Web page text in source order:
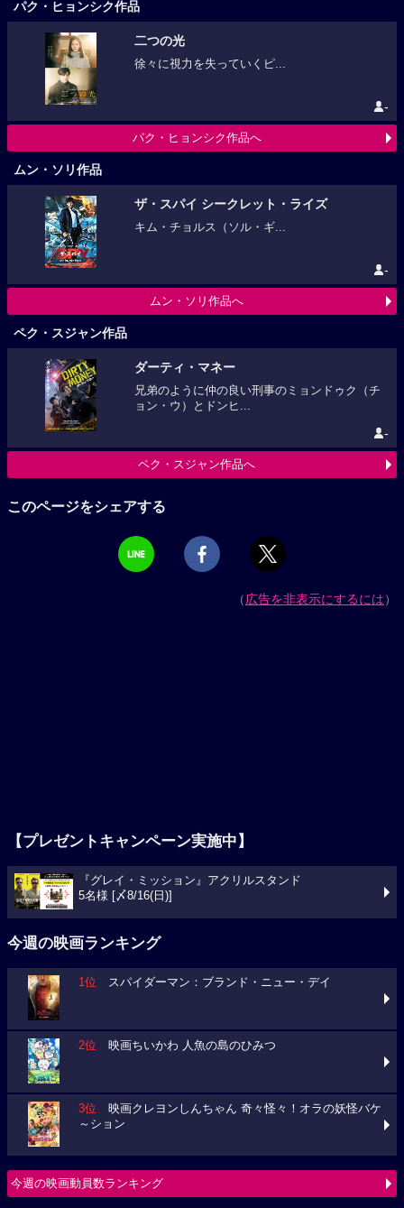
パク・ヒョンシク作品
二つの光
徐々に視力を失っていくピ...
-
パク・ヒョンシク作品へ
ムン・ソリ作品
ザ・スパイ シークレット・ライズ
キム・チョルス（ソル・ギ...
-
ムン・ソリ作品へ
ペク・スジャン作品
ダーティ・マネー
兄弟のように仲の良い刑事のミョンドゥク（チ
ョン・ウ）とドンヒ...
-
ペク・スジャン作品へ
このページをシェアする
（広告を非表示にするには）
【プレゼントキャンペーン実施中】
『グレイ・ミッション』アクリルスタンド
5名様 [〆8/16(日)]
今週の映画ランキング
1位 スパイダーマン：ブランド・ニュー・デイ
2位 映画ちいかわ 人魚の島のひみつ
3位 映画クレヨンしんちゃん 奇々怪々！オラの妖怪バケ
～ション
今週の映画動員数ランキング